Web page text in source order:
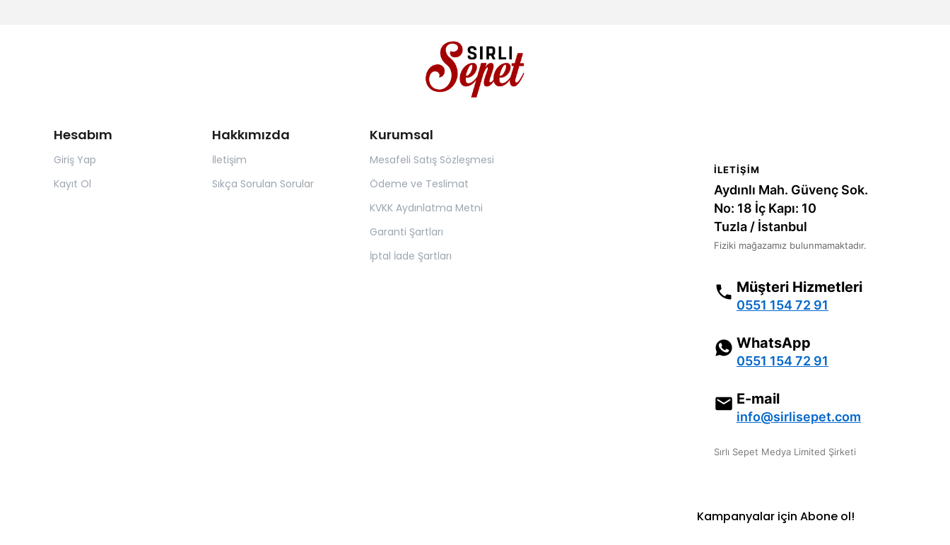
Hesabım
Giriş Yap
Kayıt Ol
Hakkımızda
İletişim
Sıkça Sorulan Sorular
Kurumsal
Mesafeli Satış Sözleşmesi
Ödeme ve Teslimat
KVKK Aydınlatma Metni
Garanti Şartları
İptal İade Şartları
İLETIŞIM
Aydınlı Mah. Güvenç Sok.
No: 18 İç Kapı: 10
Tuzla / İstanbul
Fiziki mağazamız bulunmamaktadır.
Müşteri Hizmetleri
0551 154 72 91
WhatsApp
0551 154 72 91
E-mail
info@sirlisepet.com
Sırlı Sepet Medya Limited Şirketi
Kampanyalar için Abone ol!